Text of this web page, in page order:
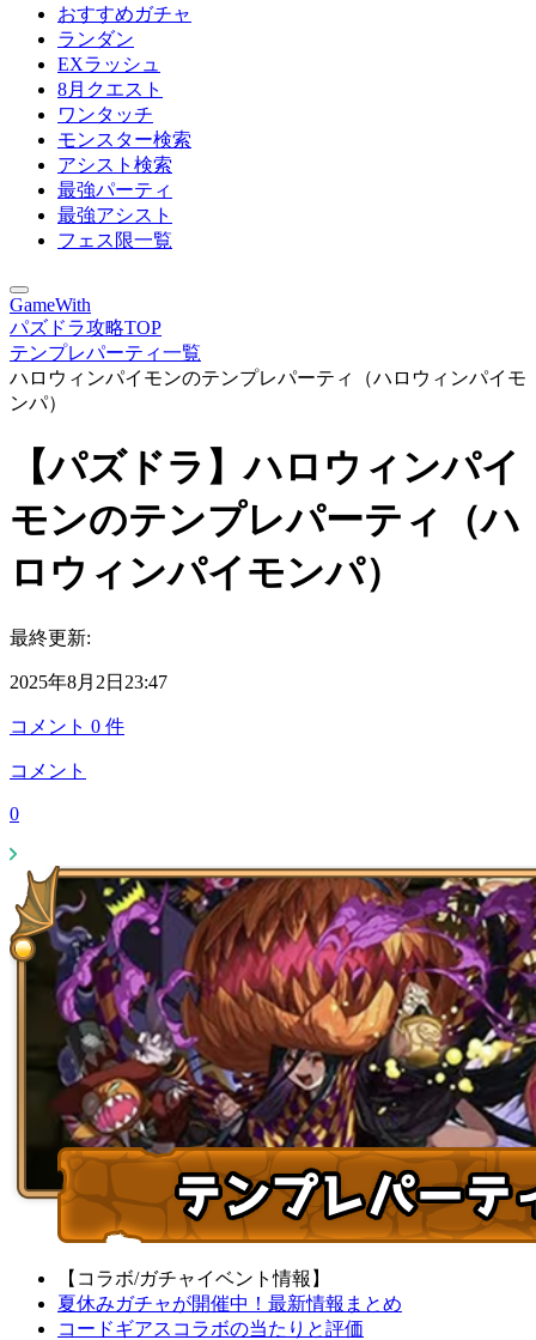
おすすめガチャ
ランダン
EXラッシュ
8月クエスト
ワンタッチ
モンスター検索
アシスト検索
最強パーティ
最強アシスト
フェス限一覧
GameWith
パズドラ攻略TOP
テンプレパーティ一覧
ハロウィンパイモンのテンプレパーティ（ハロウィンパイモ
ンパ）
【パズドラ】ハロウィンパイ
モンのテンプレパーティ（ハ
ロウィンパイモンパ）
最終更新:
2025年8月2日23:47
コメント 0 件
コメント
0
【コラボ/ガチャイベント情報】
夏休みガチャが開催中！最新情報まとめ
コードギアスコラボの当たりと評価